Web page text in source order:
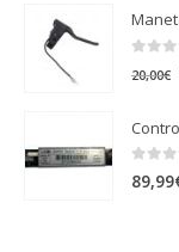
out
20,00€
0 out
89,99